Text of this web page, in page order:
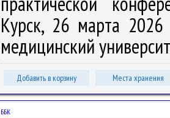
Курск, 26 марта
медицинский
Добавить в корзину Места хранения
ББК